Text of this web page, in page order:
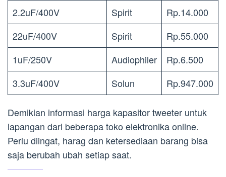
2.2uF/400V Spirit
Rp.14.000
22uF/400V
Spirit
Rp.55.000
1uF/250V
Audiophiler
Rp.6.500
3.3uF/400V
Solun Rp.947.000
Demikian informasi harga kapasitor tweeter untuk
lapangan dari beberapa toko elektronika online.
Perlu diingat, harag dan ketersediaan barang bisa
saja berubah ubah setiap saat.